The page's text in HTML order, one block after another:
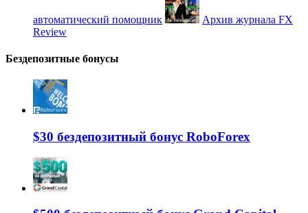
автоматический помощник
Архив журнала FX
Review
Бездепозитные бонусы
$30 бездепозитный бонус RoboForex